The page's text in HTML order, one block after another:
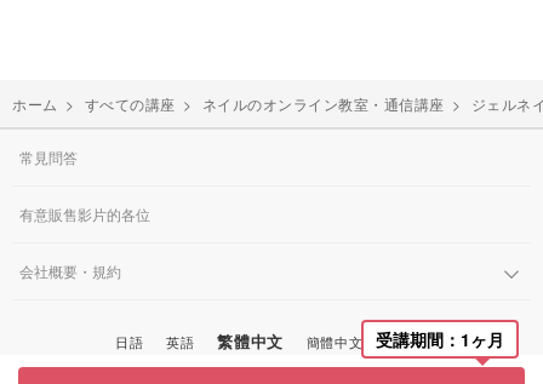
ホーム > すべての講座 > ネイルのオンライン教室・通信講座 > ジェルネ
受講期間：1ヶ月
常見問答
有意販售影片的各位
会社概要・規約
日語 英語 繁體中文 簡體中文 韓國語